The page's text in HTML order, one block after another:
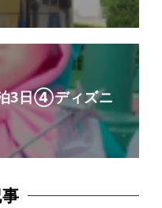
3日④ディズニ